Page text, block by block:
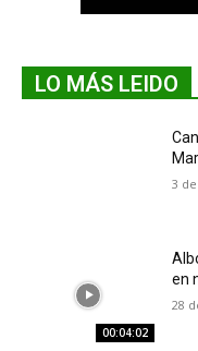
LO MÁS LEIDO
3
00:04:02
en
28